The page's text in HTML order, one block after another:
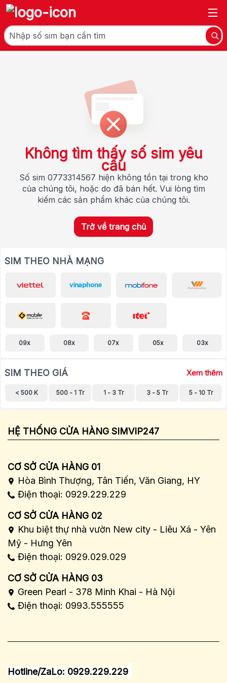
Không tìm thấy số sim yêu
cầu
Số sim 0773314567 hiện không tồn tại trong kho
của chúng tôi, hoặc do đã bán hết. Vui lòng tìm
kiếm các sản phẩm khác của chúng tôi.
Trở về trang chủ
SIM THEO NHÀ MẠNG
09x 08x 07x 05x 03x
SIM THEO GIÁ Xem thêm
< 500 K 500 - 1 Tr 1 - 3 Tr 3 - 5 Tr 5 - 10 Tr
HỆ THỐNG CỬA HÀNG SIMVIP247
CƠ SỞ CỬA HÀNG 01
Hòa Bình Thượng, Tân Tiến, Văn Giang, HY
Điện thoại: 0929.229.229
CƠ SỞ CỬA HÀNG 02
Khu biệt thự nhà vườn New city - Liêu Xá - Yên
Mỹ - Hưng Yên
Điện thoại: 0929.029.029
CƠ SỞ CỬA HÀNG 03
Green Pearl - 378 Minh Khai - Hà Nội
Điện thoại: 0993.555555
Hotline/ZaLo: 0929.229.229